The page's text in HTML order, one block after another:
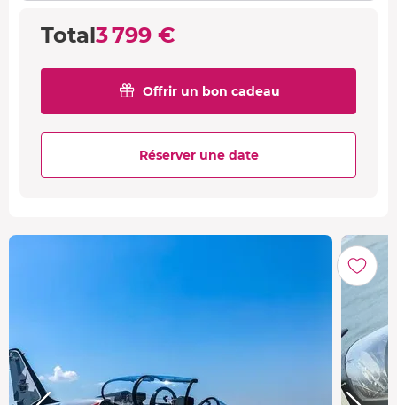
Total3 799 €
Offrir un bon cadeau
Réserver une date